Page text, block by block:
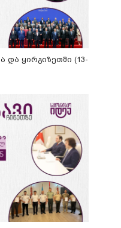
და ყირგიზეთში (13-